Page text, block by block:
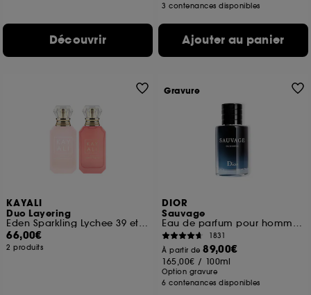
Découvrir
3 contenances disponibles
Ajouter au panier
KAYALI
Duo Layering
Eden Sparkling Lychee 39 et Yum Boujee Marshmallow 81
66,00€
2 produits
DIOR
Sauvage
Eau de parfum pour homme notes épicées et d'absolu vanille
1831
À partir de89,00€
165,00€ / 100ml
Option gravure
6 contenances disponibles
Gravure